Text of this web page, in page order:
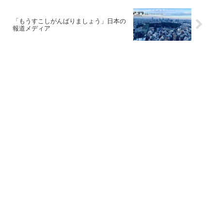
「もうすこしがんばりましょう」日本の
報道メディア